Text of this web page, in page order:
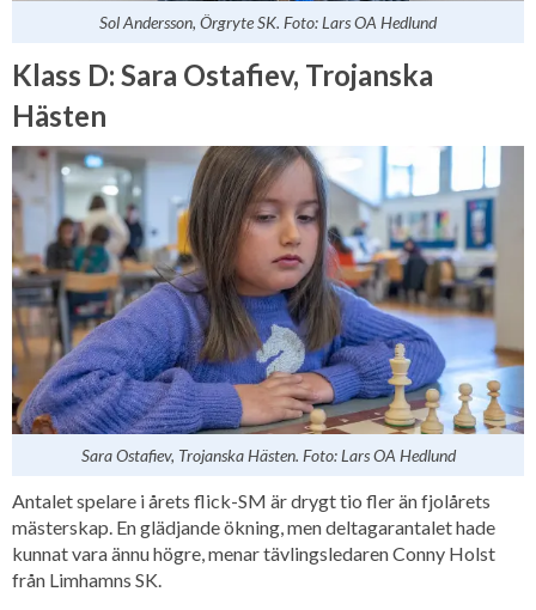
Sol Andersson, Örgryte SK. Foto: Lars OA Hedlund
Klass D: Sara Ostafiev, Trojanska
Hästen
Sara Ostafiev, Trojanska Hästen. Foto: Lars OA Hedlund
Antalet spelare i årets flick-SM är drygt tio fler än fjolårets
mästerskap. En glädjande ökning, men deltagarantalet hade
kunnat vara ännu högre, menar tävlingsledaren Conny Holst
från Limhamns SK.